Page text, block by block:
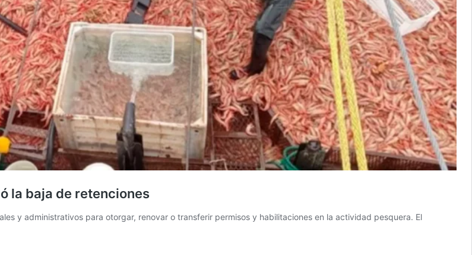
la baja de retenciones
y administrativos para otorgar, renovar o transferir permisos y habilitaciones en la actividad pesquera. El